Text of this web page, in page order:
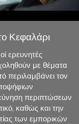
Κεφαλάρι
ερευνητές
με θέματα
περιλαμβάνει τον
περιπτώσεων
καθώς και την
των εμπορικών